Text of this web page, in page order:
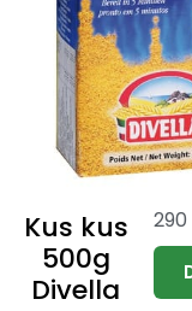
Kus kus
500g
Divella
290